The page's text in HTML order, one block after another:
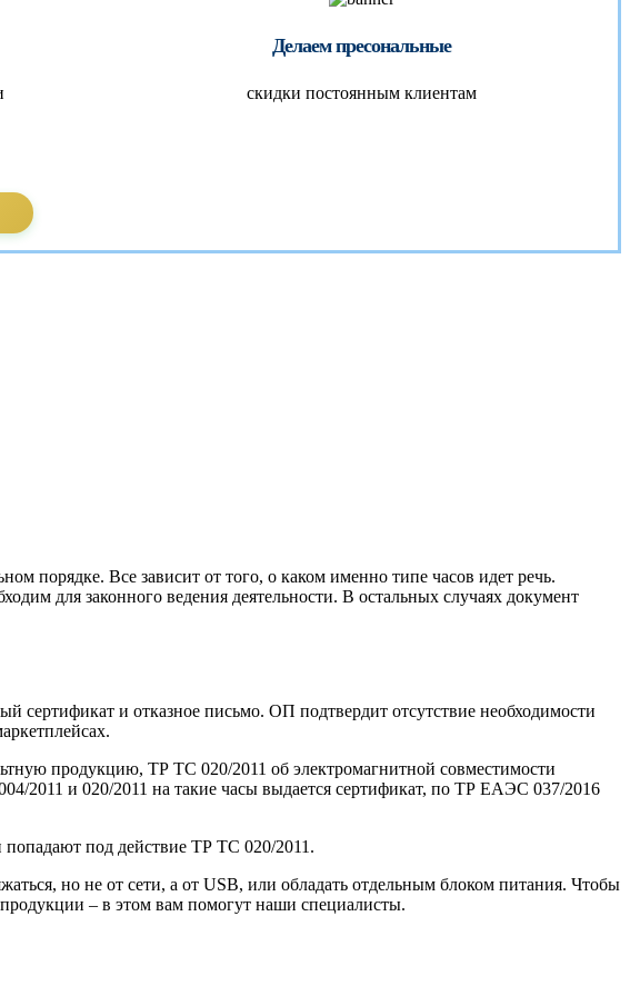
Делаем пресональные
скидки постоянным клиентам
порядке. Все зависит от того, о каком именно типе часов идет речь.
для законного ведения деятельности. В остальных случаях документ
и отказное письмо. ОП подтвердит отсутствие необходимости
продукцию, ТР ТС 020/2011 об электромагнитной совместимости
2011 и 020/2011 на такие часы выдается сертификат, по ТР ЕАЭС 037/2016
под действие ТР ТС 020/2011.
но не от сети, а от USB, или обладать отдельным блоком питания. Чтобы
– в этом вам помогут наши специалисты.